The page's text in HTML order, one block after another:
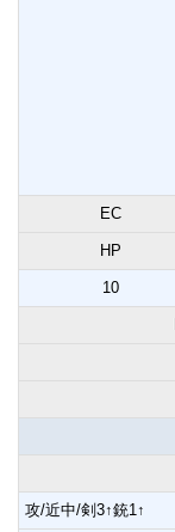
EC
HP
10
攻/近中/剣3↑銃1↑